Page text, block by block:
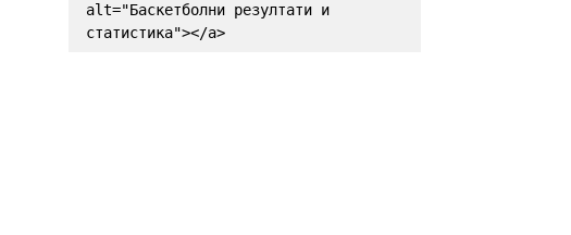
alt="Баскетболни резултати и
статистика"></a>